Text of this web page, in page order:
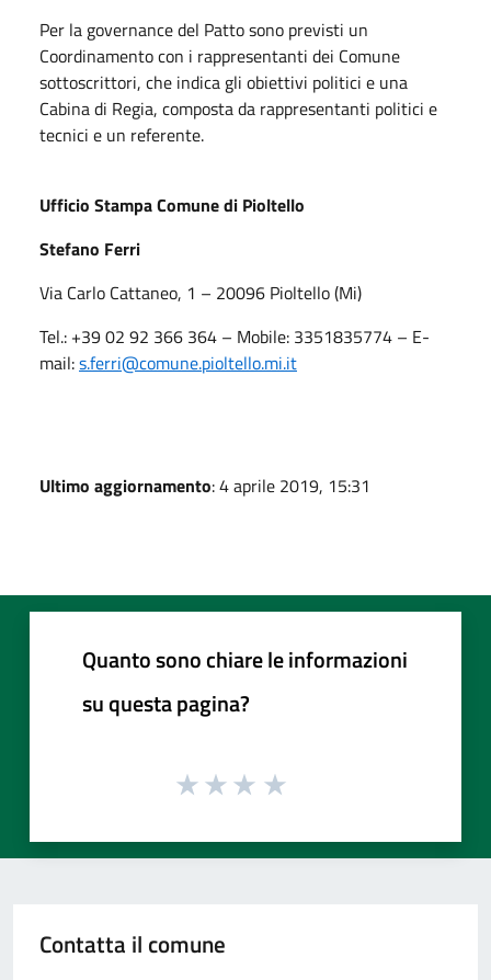
Per la governance del Patto sono previsti un
Coordinamento con i rappresentanti dei Comune
sottoscrittori, che indica gli obiettivi politici e una
Cabina di Regia, composta da rappresentanti politici e
tecnici e un referente.
Ufficio Stampa Comune di Pioltello
Stefano Ferri
Via Carlo Cattaneo, 1 – 20096 Pioltello (Mi)
Tel.: +39 02 92 366 364 – Mobile: 3351835774 – E-
mail:s.ferri@comune.pioltello.mi.it
Ultimo aggiornamento: 4 aprile 2019, 15:31
Quanto sono chiare le informazioni
su questa pagina?
Contatta il comune